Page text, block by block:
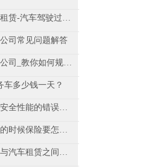
昆山汽车租赁-汽车驾驶过程中如何减缓疲劳感？
司常见问题解答
昆山租车公司_教你如何规避风险租车
车多少钱一天？
关于汽车安全性能的错误认识
昆山租车的时候保险要怎么选择？
汽车融资与汽车租赁之间的区别是什么呢？-昆山租车